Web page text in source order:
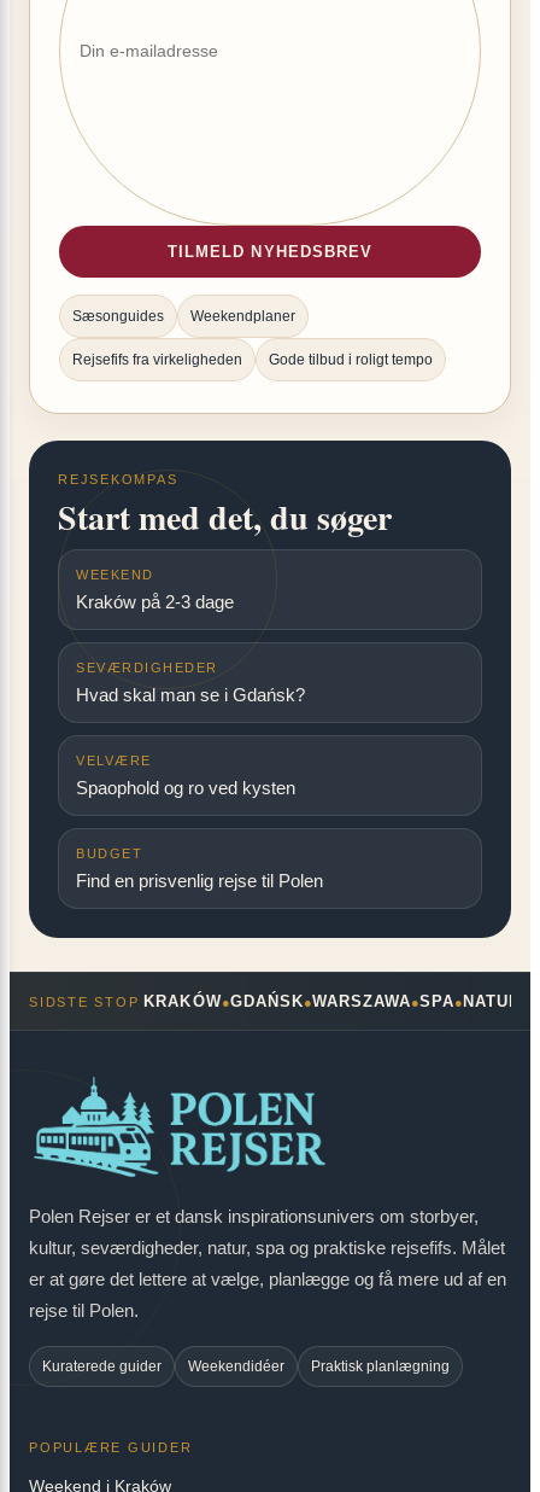
TILMELD NYHEDSBREV
Sæsonguides Weekendplaner
Rejsefifs fra virkeligheden Gode tilbud i roligt tempo
REJSEKOMPAS
Start med det, du søger
WEEKEND
Kraków på 2-3 dage
SEVÆRDIGHEDER
Hvad skal man se i Gdańsk?
VELVÆRE
Spaophold og ro ved kysten
BUDGET
Find en prisvenlig rejse til Polen
SIDSTE STOP KRAKÓW●GDAŃSK●WARSZAWA●SPA● NATUR
Polen Rejser er et dansk inspirationsunivers om storbyer,
kultur, seværdigheder, natur, spa og praktiske rejsefifs. Målet
er at gøre det lettere at vælge, planlægge og få mere ud af en
rejse til Polen.
Kuraterede guider Weekendidéer Praktisk planlægning
POPULÆRE GUIDER
Weekend i Kraków